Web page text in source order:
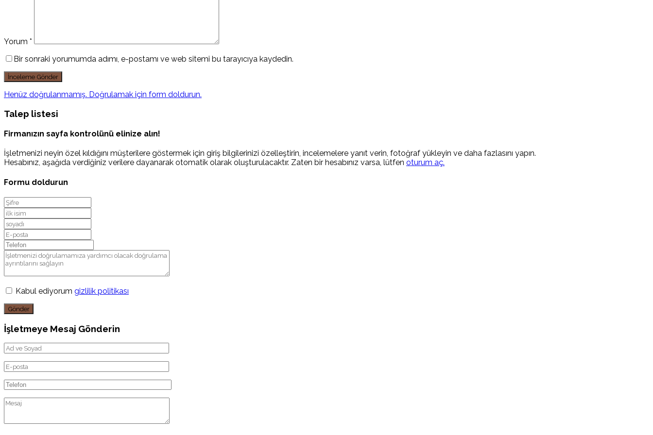
Yorum *
Bir sonraki yorumumda adımı, e-postamı ve web sitemi bu tarayıcıya kaydedin.
Henüz doğrulanmamış. Doğrulamak için form doldurun.
Talep listesi
Firmanızın sayfa kontrolünü elinize alın!
İşletmenizi neyin özel kıldığını müşterilere göstermek için giriş bilgilerinizi özelleştirin, incelemelere yanıt verin, fotoğraf yükleyin ve daha fazlasını yapın.
Hesabınız, aşağıda verdiğiniz verilere dayanarak otomatik olarak oluşturulacaktır. Zaten bir hesabınız varsa, lütfen oturum aç.
Formu doldurun
Kabul ediyorum gizlilik politikası
Gönder
İşletmeye Mesaj Gönderin